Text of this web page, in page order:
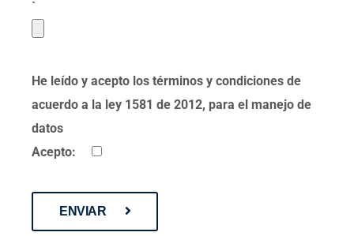
`
He leído y acepto los términos y condiciones de
acuerdo a la ley 1581 de 2012, para el manejo de
datos
Acepto:
ENVIAR